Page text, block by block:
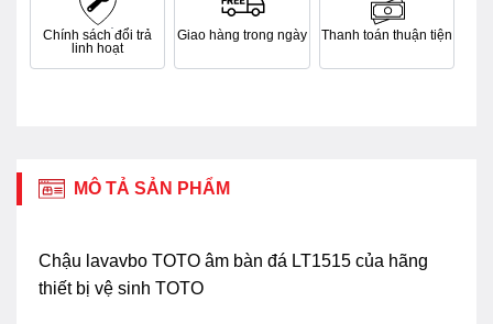
Chính sách đổi trả
linh hoạt
Giao hàng trong ngày Thanh toán thuận tiện
MÔ TẢ SẢN PHẨM
Chậu lavavbo TOTO âm bàn đá LT1515 của hãng
thiết bị vệ sinh TOTO